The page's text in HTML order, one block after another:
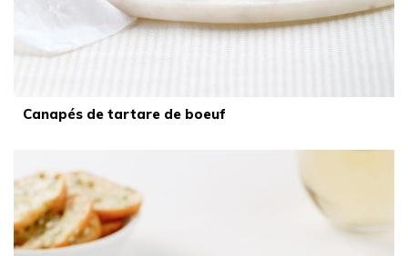
Canapés de tartare de boeuf